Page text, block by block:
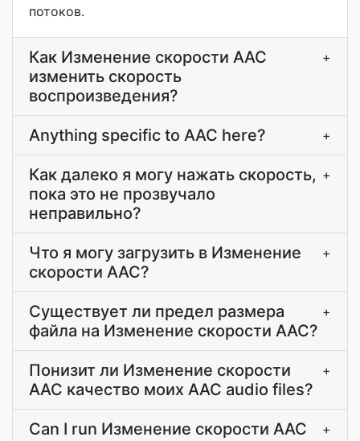
потоков.
Как Изменение скорости AAC
изменить скорость
воспроизведения?
+
Anything specific to AAC here? +
Как далеко я могу нажать скорость,
пока это не прозвучало
неправильно?
+
Что я могу загрузить в Изменение
скорости AAC?
+
Существует ли предел размера
файла на Изменение скорости AAC?
+
Понизит ли Изменение скорости
AAC качество моих AAC audio files?
+
Can I run Изменение скорости AAC
+